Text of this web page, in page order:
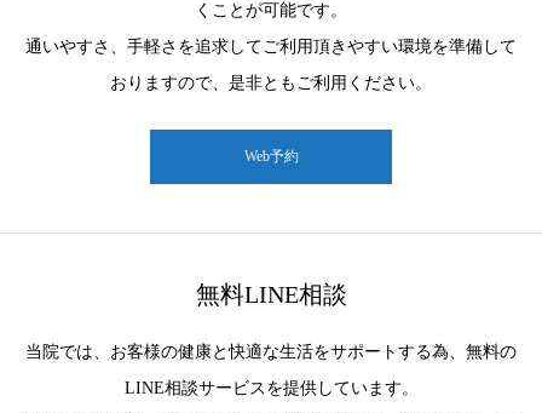
くことが可能です。
通いやすさ、手軽さを追求してご利用頂きやすい環境を準備して
おりますので、是非ともご利用ください。
Web予約
無料LINE相談
当院では、お客様の健康と快適な生活をサポートする為、無料の
LINE相談サービスを提供しています。